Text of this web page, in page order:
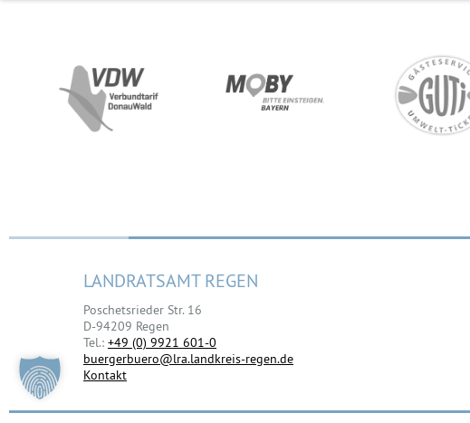
LANDRATSAMT REGEN
Poschetsrieder Str. 16
D-94209 Regen
Tel.: +49 (0) 9921 601-0
buergerbuero@lra.landkreis-regen.de
Kontakt